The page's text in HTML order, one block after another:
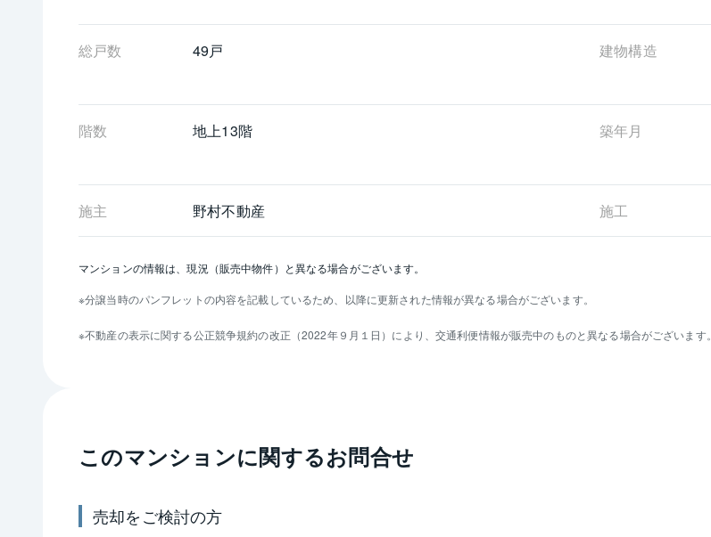
総戸数 49戸 建物構造
階数 地上13階 築年月
施主 野村不動産 施工
マンションの情報は、現況（販売中物件）と異なる場合がございます。
分譲当時のパンフレットの内容を記載しているため、以降に更新された情報が異なる場合がございます。
不動産の表示に関する公正競争規約の改正（2022年９月１日）により、交通利便情報が販売中のものと異なる場合がございます。
このマンションに関するお問合せ
売却をご検討の方